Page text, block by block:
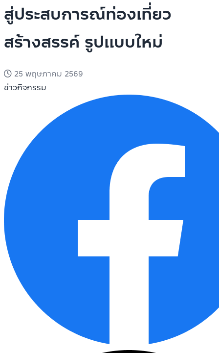
สู่ประสบการณ์ท่องเที่ยว
สร้างสรรค์ รูปแบบใหม่
25 พฤษภาคม 2569
ข่าวกิจกรรม